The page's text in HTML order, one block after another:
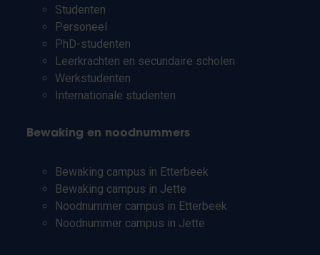
Studenten
Personeel
PhD-studenten
Leerkrachten en secundaire scholen
Werkstudenten
Internationale studenten
Bewaking en noodnummers
Bewaking campus in Etterbeek
Bewaking campus in Jette
Noodnummer campus in Etterbeek
Noodnummer campus in Jette